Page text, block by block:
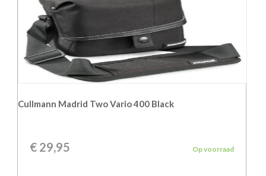
Cullmann Madrid Two Vario 400 Black
€ 29,95 Op voorraad